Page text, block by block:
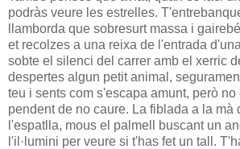
podràs veure les estrelles.
llamborda que sobresurt massa i
et recolzes a una reixa de l'entrada
sobte el silenci del carrer amb el xerric
despertes algun petit animal,
teu i sents com s'escapa amunt, però
pendent de no caure. La fiblada a la mà
l'espatlla, mous el palmell buscant un
l'il·lumini per veure si t'has fet un tall.